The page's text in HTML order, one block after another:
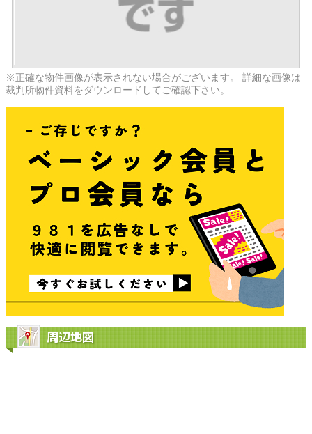
※正確な物件画像が表示されない場合がございます。 詳細な画像は
裁判所物件資料をダウンロードしてご確認下さい。
周辺地図